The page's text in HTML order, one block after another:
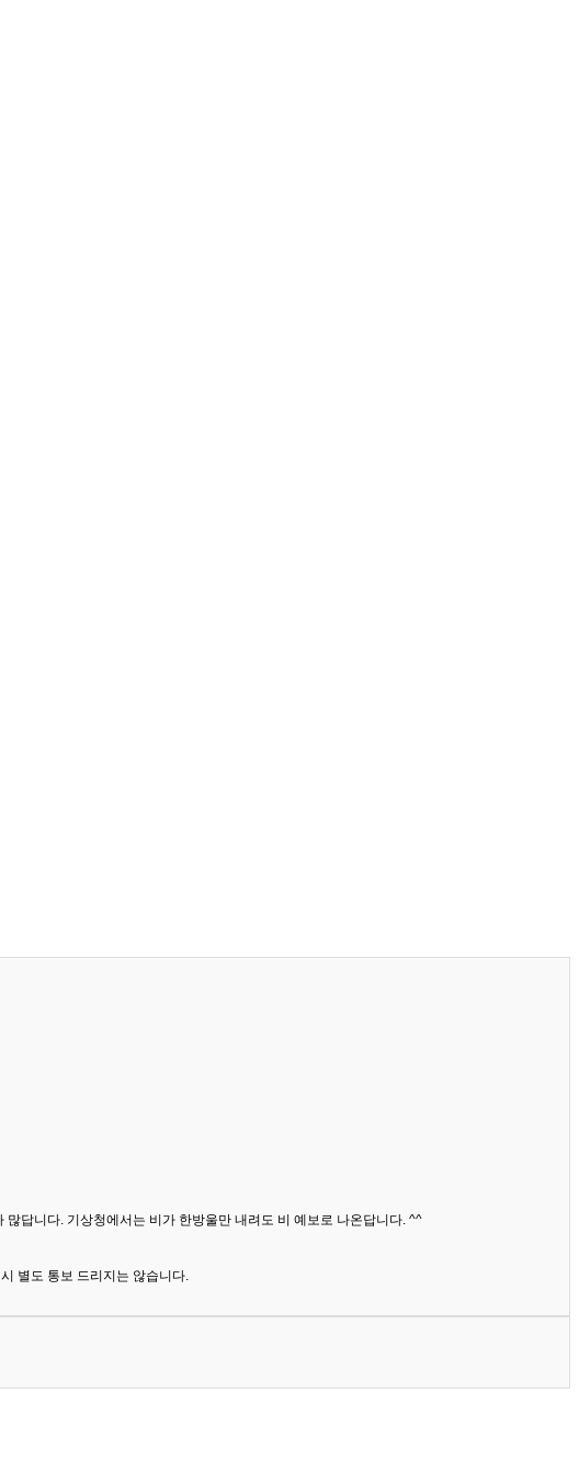
많답니다. 기상청에서는 비가 한방울만 내려도 비 예보로 나온답니다. ^^
별도 통보 드리지는 않습니다.